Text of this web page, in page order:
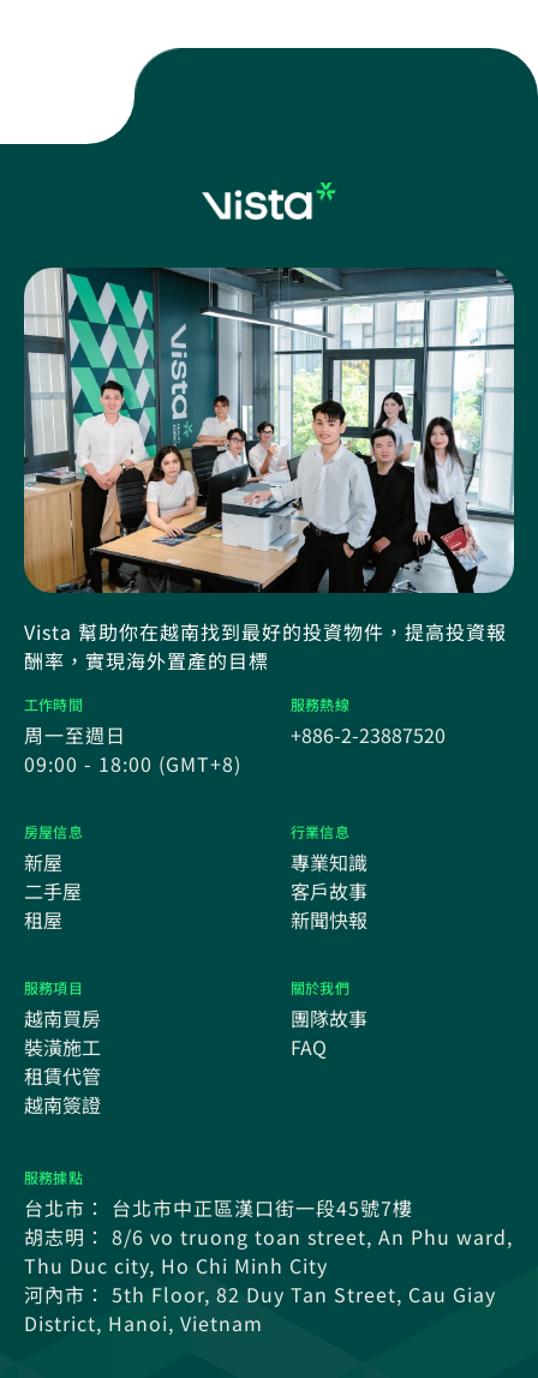
Vista 幫助你在越南找到最好的投資物件，提高投資報
酬率，實現海外置產的目標
工作時間
周一至週日
09:00 - 18:00 (GMT+8)
服務熱線
+886-2-23887520
房屋信息
新屋
二手屋
租屋
行業信息
專業知識
客戶故事
新聞快報
服務項目
越南買房
裝潢施工
租賃代管
越南簽證
關於我們
團隊故事
FAQ
服務據點
台北市： 台北市中正區漢口街一段45號7樓
胡志明： 8/6 vo truong toan street, An Phu ward,
Thu Duc city, Ho Chi Minh City
河內市： 5th Floor, 82 Duy Tan Street, Cau Giay
District, Hanoi, Vietnam